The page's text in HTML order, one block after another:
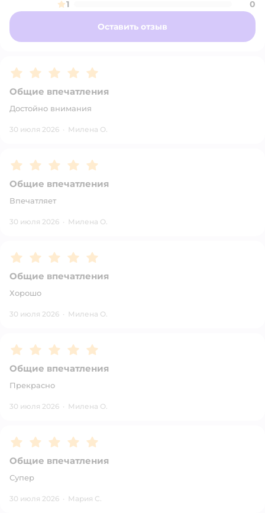
1
0
Оставить отзыв
Рейтинг:5
Общие впечатления
Достойно внимания
30 июля 2026 · Милена О.
Рейтинг:5
Общие впечатления
Впечатляет
30 июля 2026 · Милена О.
Рейтинг:5
Общие впечатления
Хорошо
30 июля 2026 · Милена О.
Рейтинг:5
Общие впечатления
Прекрасно
30 июля 2026 · Милена О.
Рейтинг:5
Общие впечатления
Супер
30 июля 2026 · Мария С.